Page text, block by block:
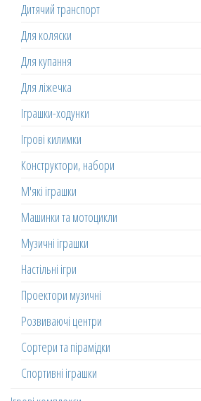
Дитячий транспорт
Для коляски
Для купання
Для ліжечка
Іграшки-ходунки
Ігрові килимки
Конструктори, набори
М'які іграшки
Машинки та мотоцикли
Музичні іграшки
Настільні ігри
Проектори музичні
Розвиваючі центри
Сортери та пірамідки
Спортивні іграшки